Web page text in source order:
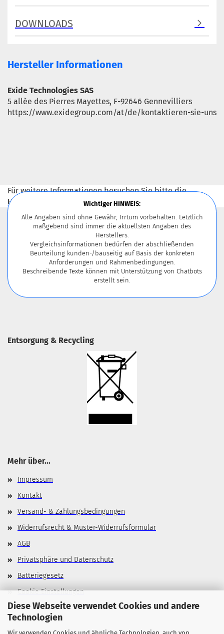
Diese Webseite verwendet Cookies und andere
Technologien
Wir verwenden Cookies und ähnliche Technologien, auch von
DOWNLOADS
Hersteller Informationen
Exide Technologies SAS
5 allèe des Pierres Mayettes, F-92646 Gennevilliers
https://www.exidegroup.com/at/de/kontaktieren-sie-uns
Für weitere Informationen besuchen Sie bitte die
Homepage
zu diesem Artikel.
Wichtiger HINWEIS:
Alle Angaben sind ohne Gewähr, Irrtum vorbehalten. Letztlich
maßgebend sind immer die aktuellsten Angaben des
Herstellers.
Vergleichsinformationen bedürfen der abschließenden
Beurteilung kunden-/bauseitig auf Basis der konkreten
Anforderungen und Rahmenbedingungen.
Beschreibende Texte können mit Unterstützung von Chatbots
erstellt sein.
Entsorgung & Recycling
Mehr über...
Impressum
Kontakt
Versand- & Zahlungsbedingungen
Widerrufsrecht & Muster-Widerrufsformular
AGB
Privatsphäre und Datenschutz
Batteriegesetz
Cookie Einstellungen